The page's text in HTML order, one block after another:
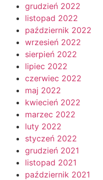
grudzień 2022
listopad 2022
październik 2022
wrzesień 2022
sierpień 2022
lipiec 2022
czerwiec 2022
maj 2022
kwiecień 2022
marzec 2022
luty 2022
styczeń 2022
grudzień 2021
listopad 2021
październik 2021